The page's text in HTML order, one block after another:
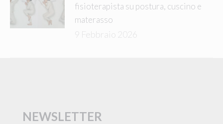
fisioterapista su postura, cuscino e
materasso
9 Febbraio 2026
NEWSLETTER